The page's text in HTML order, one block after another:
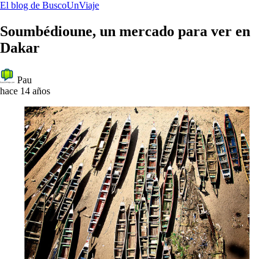
El blog de BuscoUnViaje
Soumbédioune, un mercado para ver en
Dakar
Pau
hace 14 años